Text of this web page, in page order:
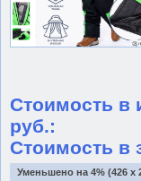
Стоимость в
руб.:
Стоимость в
Уменьшено на 4% (426 x